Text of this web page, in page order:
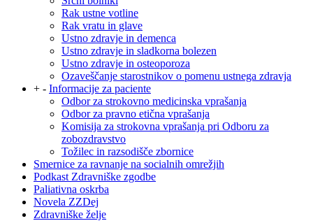
Rak ustne votline
Rak vratu in glave
Ustno zdravje in demenca
Ustno zdravje in sladkorna bolezen
Ustno zdravje in osteoporoza
Ozaveščanje starostnikov o pomenu ustnega zdravja
+ - Informacije za paciente
Odbor za strokovno medicinska vprašanja
Odbor za pravno etična vprašanja
Komisija za strokovna vprašanja pri Odboru za
zobozdravstvo
Tožilec in razsodišče zbornice
Smernice za ravnanje na socialnih omrežjih
Podkast Zdravniške zgodbe
Paliativna oskrba
Novela ZZDej
Zdravniške želje